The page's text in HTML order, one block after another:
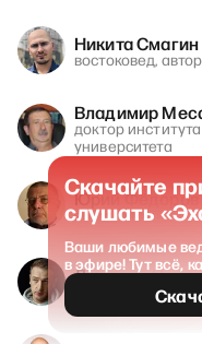
Никита Смагин
востоковед,
Владимир
доктор
университета
Юрий Фёдоров
военно-
Дмитрий
основатель
Скачайте
слушать
Ваши любимые
в эфире! Тут всё,